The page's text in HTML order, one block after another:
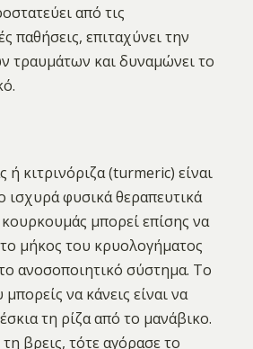
από τις
παθήσεις, επιταχύνει την
τραυμάτων και δυναμώνει το
κιτρινόριζα (turmeric) είναι
ισχυρά φυσικά θεραπευτικά
μπορεί επίσης να
μήκος του κρυολογήματος
ανοσοποιητικό σύστημα. Το
να κάνεις είναι να
τη ρίζα από το μανάβικο.
βρεις, τότε αγόρασε το